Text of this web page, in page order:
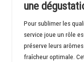
une
Pour sublimer les
service joue un rôle
préserve leurs
fraîcheur optimale.